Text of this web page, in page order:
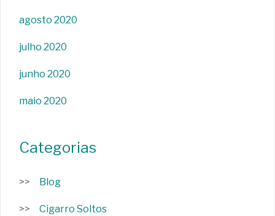
agosto 2020
julho 2020
junho 2020
maio 2020
Categorias
Blog
Cigarro Soltos